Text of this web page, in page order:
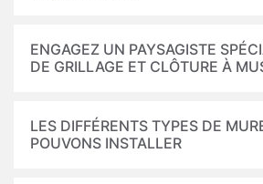
ENGAGEZ UN PAYSAGISTE
DE GRILLAGE ET CLÔTURE À
LES DIFFÉRENTS TYPES DE
POUVONS INSTALLER